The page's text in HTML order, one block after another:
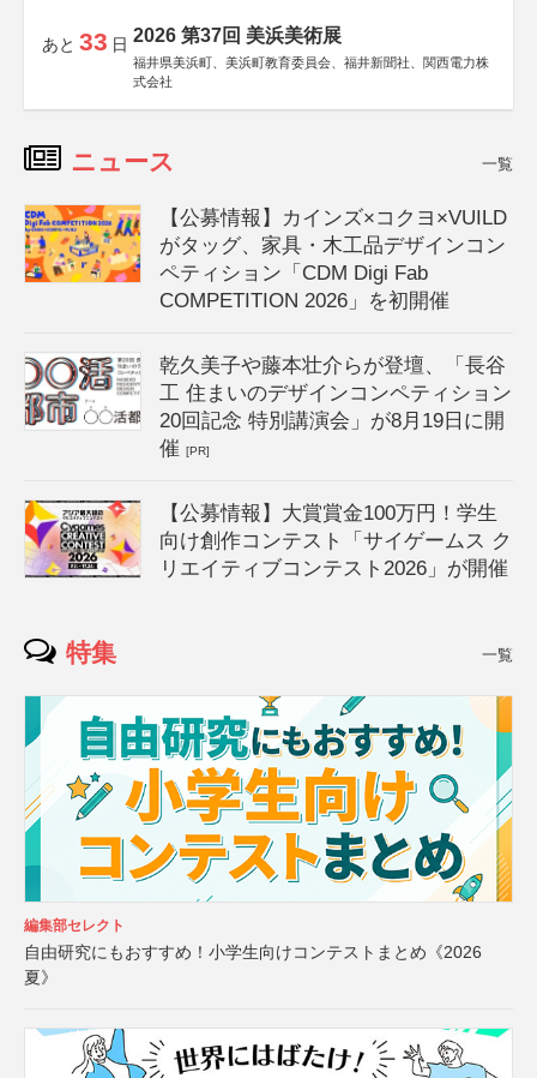
あと 33 日 2026 第37回 美浜美術展
福井県美浜町、美浜町教育委員会、福井新聞社、関西電力株
式会社
ニュース 一覧
【公募情報】カインズ×コクヨ×VUILD
がタッグ、家具・木工品デザインコン
ペティション「CDM Digi Fab
COMPETITION 2026」を初開催
乾久美子や藤本壮介らが登壇、「長谷
工 住まいのデザインコンペティション
20回記念 特別講演会」が8月19日に開
催[PR]
【公募情報】大賞賞金100万円！学生
向け創作コンテスト「サイゲームス ク
リエイティブコンテスト2026」が開催
特集 一覧
編集部セレクト
自由研究にもおすすめ！小学生向けコンテストまとめ《2026
夏》